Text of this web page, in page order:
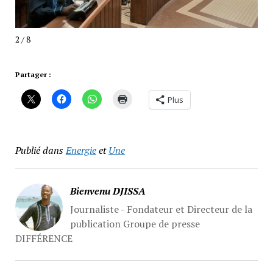
3 / 8
Partager :
Plus
Publié dansEnergieetUne
Bienvenu DJISSA
Journaliste - Fondateur et Directeur de la
publication Groupe de presse
DIFFÉRENCE